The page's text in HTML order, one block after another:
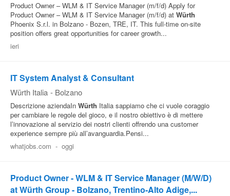
Product Owner – WLM & IT Service Manager (m/f/d) Apply for
Product Owner – WLM & IT Service Manager (m/f/d) at Würth
Phoenix S.r.l. in Bolzano - Bozen, TRE, IT. This full‑time on‑site
position offers great opportunities for career growth...
ieri
IT System Analyst & Consultant
Würth Italia - Bolzano
Descrizione aziendaIn Würth Italia sappiamo che ci vuole coraggio
per cambiare le regole del gioco, e il nostro obiettivo è di mettere
l’innovazione al servizio dei nostri clienti offrendo una customer
experience sempre più all’avanguardia.Pensi...
whatjobs.com - oggi
Product Owner - WLM & IT Service Manager (M/W/D)
at Würth Group - Bolzano, Trentino-Alto Adige,...